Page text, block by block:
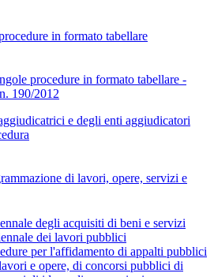
in formato tabellare
procedure in formato tabellare -
190/2012
e degli enti aggiudicatori
di lavori, opere, servizi e
degli acquisiti di beni e servizi
dei lavori pubblici
per l'affidamento di appalti pubblici
e opere, di concorsi pubblici di